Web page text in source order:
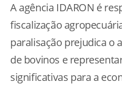
A agência IDARON é
fiscalização
paralisação prejudica o
de bovinos e
significativas para a